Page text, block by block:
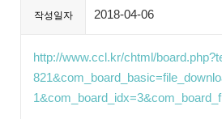
작성일자 2018-04-06
http://www.ccl.kr/chtml/